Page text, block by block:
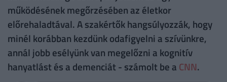
működésének megőrzésében az életkor
előrehaladtával. A szakértők hangsúlyozzák, hogy
minél korábban kezdünk odafigyelni a szívünkre,
annál jobb esélyünk van megelőzni a kognitív
hanyatlást és a demenciát - számolt be a CNN.